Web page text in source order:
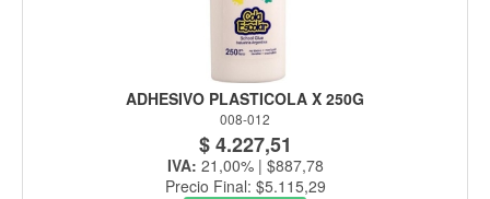
ADHESIVO PLASTICOLA X 250G
008-012
$ 4.227,51
IVA: 21,00% | $887,78
Precio Final: $5.115,29